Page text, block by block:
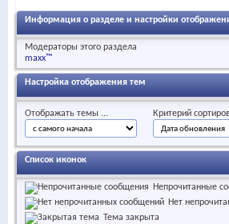
Информация о разделе и настройки
Модераторы этого раздела
maxx™
Настройка отображения тем
Отображать темы ... Критерий
Список иконок
Непрочитанные
Нет
Тема закрыта